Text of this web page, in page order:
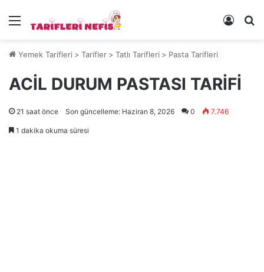
Menü Kayıt
Yemek Tarifleri > Tarifler > Tatlı Tarifleri > Pasta Tarifleri
ACİL DURUM PASTASI TARİFİ
21 saat önce Son güncelleme: Haziran 8, 2026 0 7.746
1 dakika okuma süresi